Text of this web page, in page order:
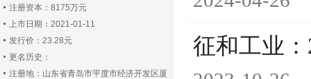
注册资本：8175万元
上市日期：2021-01-11
发行价：23.28元
更名历史：
注册地：山东省青岛市平度市经济开发区厦
征和工业